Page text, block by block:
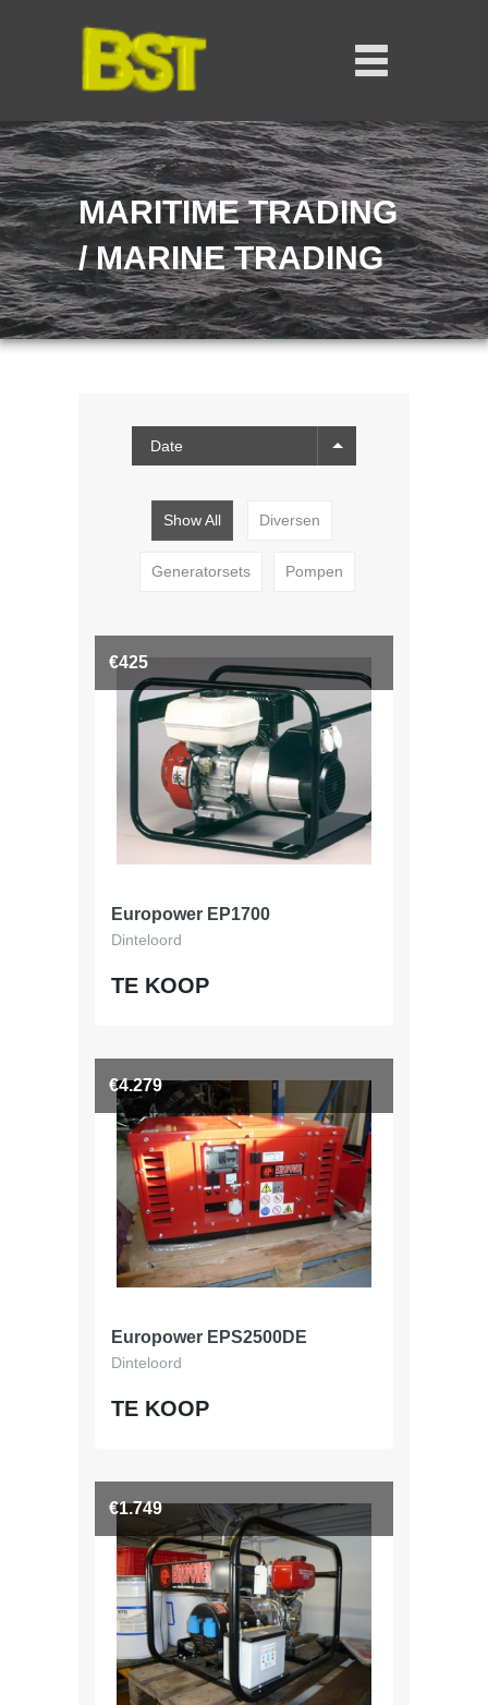
MARITIME TRADING
/ MARINE TRADING
Date
Show All Diversen
Generatorsets Pompen
€425
Europower EP1700
Dinteloord
TE KOOP
€4.279
Europower EPS2500DE
Dinteloord
TE KOOP
€1.749